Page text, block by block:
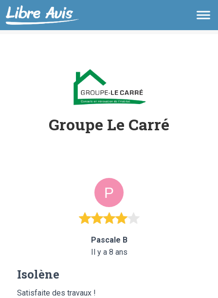
Groupe Le Carré
Pascale B
Il y a 8 ans
Isolène
Satisfaite des travaux !